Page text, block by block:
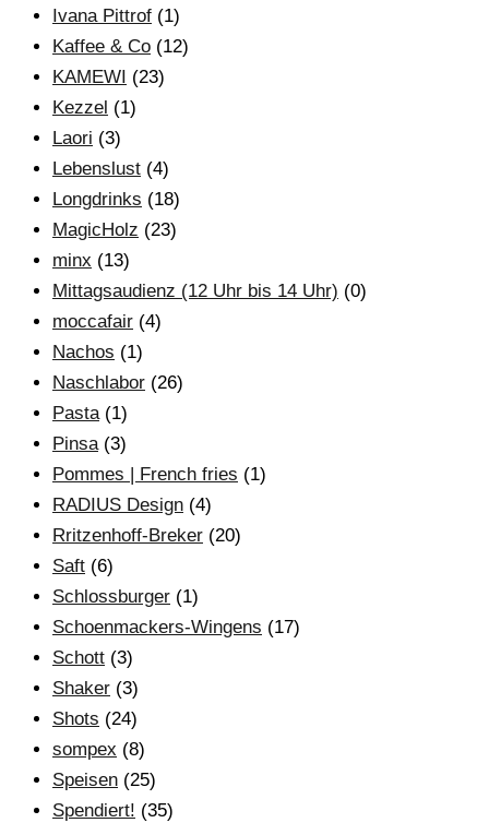
Ivana Pittrof (1)
Kaffee & Co (12)
KAMEWI (23)
Kezzel (1)
Laori (3)
Lebenslust (4)
Longdrinks (18)
MagicHolz (23)
minx (13)
Mittagsaudienz (12 Uhr bis 14 Uhr) (0)
moccafair (4)
Nachos (1)
Naschlabor (26)
Pasta (1)
Pinsa (3)
Pommes | French fries (1)
RADIUS Design (4)
Rritzenhoff-Breker (20)
Saft (6)
Schlossburger (1)
Schoenmackers-Wingens (17)
Schott (3)
Shaker (3)
Shots (24)
sompex (8)
Speisen (25)
Spendiert! (35)